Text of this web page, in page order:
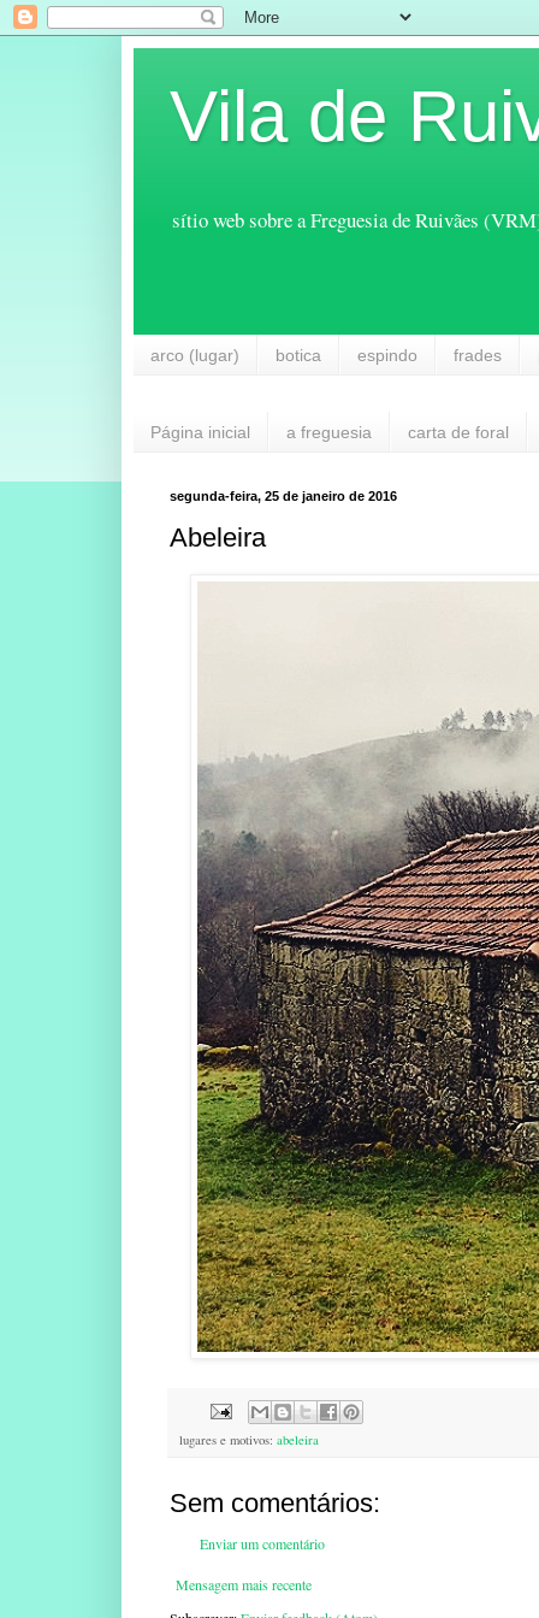
Vila de
sítio web sobre a Freguesia de Ruivães
arco (lugar) botica espindo frades
Página inicial a freguesia carta de foral
segunda-feira, 25 de janeiro de 2016
Abeleira
lugares e motivos: abeleira
Sem comentários:
Enviar um comentário
Mensagem mais recente